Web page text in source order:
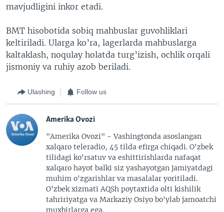
mavjudligini inkor etadi.
BMT hisobotida sobiq mahbuslar guvohliklari
keltiriladi. Ularga ko’ra, lagerlarda mahbuslarga
kaltaklash, noqulay holatda turg’izish, ochlik orqali
jismoniy va ruhiy azob beriladi.
Ulashing Follow us
Amerika Ovozi
"Amerika Ovozi" - Vashingtonda asoslangan
xalqaro teleradio, 45 tilda efirga chiqadi. O'zbek
tilidagi ko'rsatuv va eshittirishlarda nafaqat
xalqaro hayot balki siz yashayotgan jamiyatdagi
muhim o'zgarishlar va masalalar yoritiladi.
O'zbek xizmati AQSh poytaxtida olti kishilik
tahririyatga va Markaziy Osiyo bo'ylab jamoatchi
muxbirlarga ega.